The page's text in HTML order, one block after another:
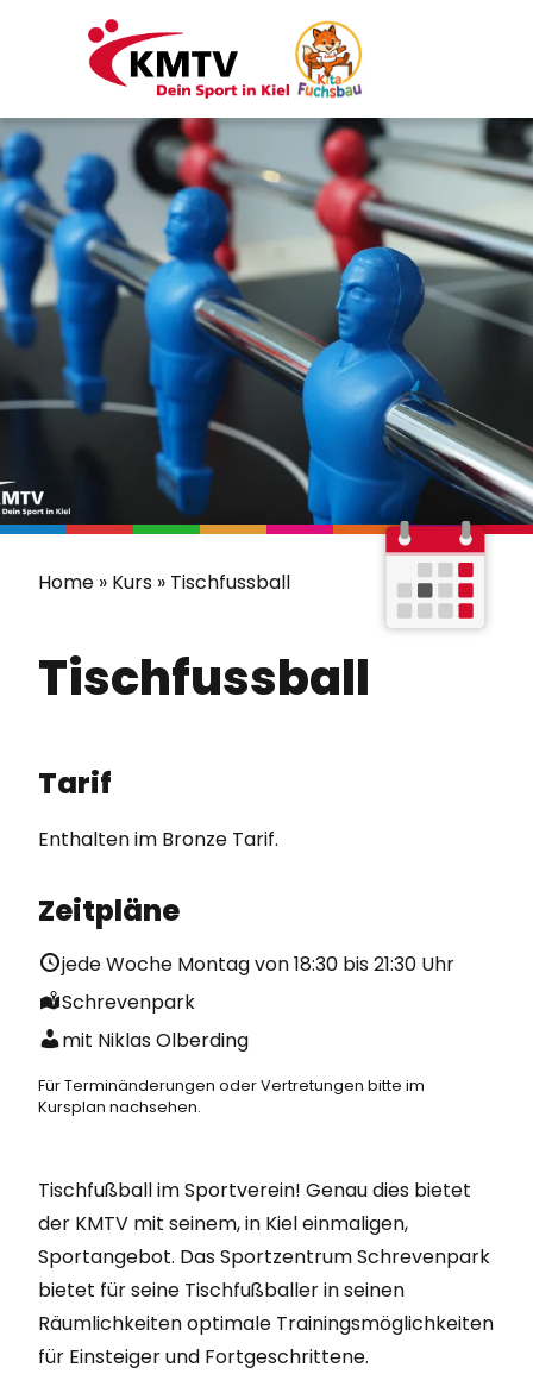
Mitgliederportal
Home » Kurs » Tischfussball
Tischfussball
Tischfußball im Sportverein! Genau dies bietet
der KMTV mit seinem, in Kiel einmaligen,
Sportangebot. Das Sportzentrum Schrevenpark
bietet für seine Tischfußballer in seinen
Räumlichkeiten optimale Trainingsmöglichkeiten
für Einsteiger und Fortgeschrittene.
Tarif
Enthalten im Bronze Tarif.
Zeitpläne
jede Woche Montag von18:30 bis21:30 Uhr
Schrevenpark
mit Niklas Olberding
Für Terminänderungen oder Vertretungen bitte im
Kursplan nachsehen.